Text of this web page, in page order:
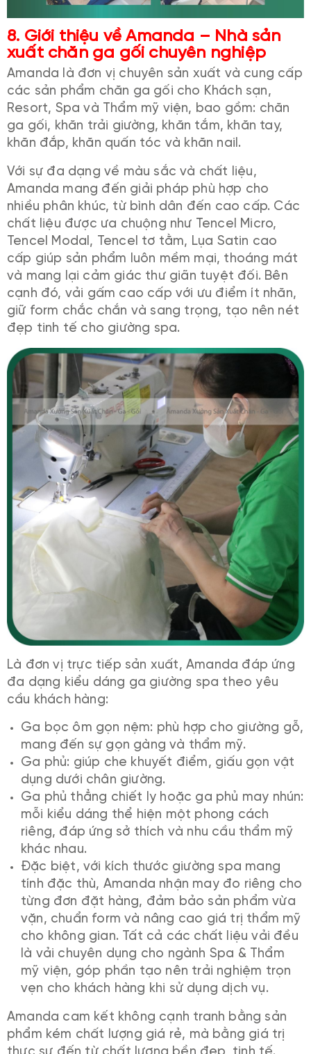
8. Giới thiệu về Amanda – Nhà sản
xuất chăn ga gối chuyên nghiệp
Amanda là đơn vị chuyên sản xuất và cung cấp
các sản phẩm chăn ga gối cho Khách sạn,
Resort, Spa và Thẩm mỹ viện, bao gồm: chăn
ga gối, khăn trải giường, khăn tắm, khăn tay,
khăn đắp, khăn quấn tóc và khăn nail.
Với sự đa dạng về màu sắc và chất liệu,
Amanda mang đến giải pháp phù hợp cho
nhiều phân khúc, từ bình dân đến cao cấp. Các
chất liệu được ưa chuộng như Tencel Micro,
Tencel Modal, Tencel tơ tằm, Lụa Satin cao
cấp giúp sản phẩm luôn mềm mại, thoáng mát
và mang lại cảm giác thư giãn tuyệt đối. Bên
cạnh đó, vải gấm cao cấp với ưu điểm ít nhăn,
giữ form chắc chắn và sang trọng, tạo nên nét
đẹp tinh tế cho giường spa.
Là đơn vị trực tiếp sản xuất, Amanda đáp ứng
đa dạng kiểu dáng ga giường spa theo yêu
cầu khách hàng:
Ga bọc ôm gọn nệm: phù hợp cho giường gỗ,
mang đến sự gọn gàng và thẩm mỹ.
Ga phủ: giúp che khuyết điểm, giấu gọn vật
dụng dưới chân giường.
Ga phủ thẳng chiết ly hoặc ga phủ may nhún:
mỗi kiểu dáng thể hiện một phong cách
riêng, đáp ứng sở thích và nhu cầu thẩm mỹ
khác nhau.
Đặc biệt, với kích thước giường spa mang
tính đặc thù, Amanda nhận may đo riêng cho
từng đơn đặt hàng, đảm bảo sản phẩm vừa
vặn, chuẩn form và nâng cao giá trị thẩm mỹ
cho không gian. Tất cả các chất liệu vải đều
là vải chuyên dụng cho ngành Spa & Thẩm
mỹ viện, góp phần tạo nên trải nghiệm trọn
vẹn cho khách hàng khi sử dụng dịch vụ.
Amanda cam kết không cạnh tranh bằng sản
phẩm kém chất lượng giá rẻ, mà bằng giá trị